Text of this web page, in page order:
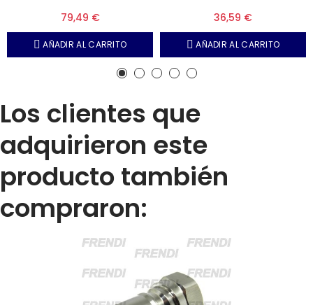
79,49 €
AÑADIR AL CARRITO
36,59 €
AÑADIR AL CARRITO
Los clientes que
adquirieron este
producto también
compraron: